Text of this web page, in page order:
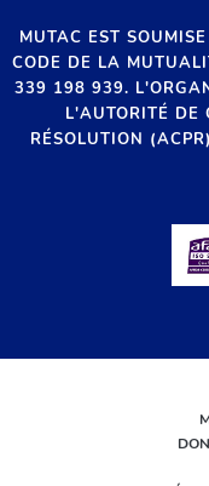
MUTAC EST
CODE DE LA
339 198 939.
L'AUTORITÉ DE
RÉSOLUTION